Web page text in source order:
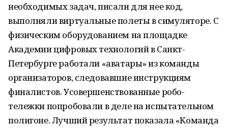
необходимых задач, писали для нее код,
выполняли виртуальные полеты в симуляторе. С
физическим оборудованием на площадке
Академии цифровых технологий в Санкт-
Петербурге работали «аватары» из команды
организаторов, следовавшие инструкциям
финалистов. Усовершенствованные робо-
тележки попробовали в деле на испытательном
полигоне. Лучший результат показала «Команда